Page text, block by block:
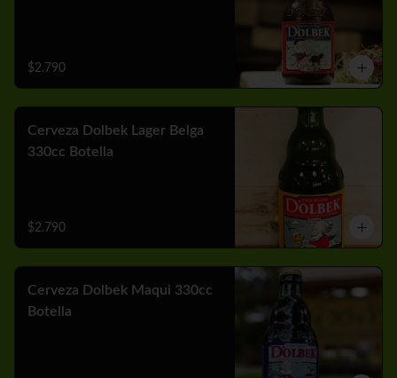
$2.790
Cerveza Dolbek Lager Belga
330cc Botella
$2.790
Cerveza Dolbek Maqui 330cc
Botella